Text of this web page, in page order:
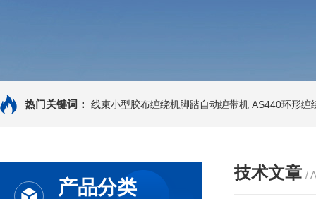
热门关键词： 线束小型胶布缠绕机脚踏自动缠带机 AS440环形缠
产品分类
技术文章 /